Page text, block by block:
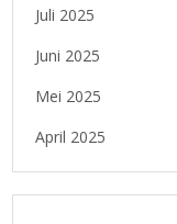
Juli 2025
Juni 2025
Mei 2025
April 2025